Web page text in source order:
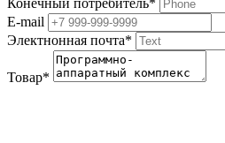
E-mail
Электнонная почта*
Товар*